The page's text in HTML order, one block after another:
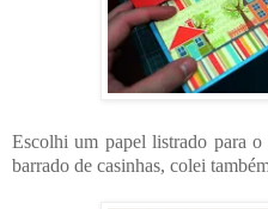
Escolhi um papel listrado para
barrado de casinhas, colei